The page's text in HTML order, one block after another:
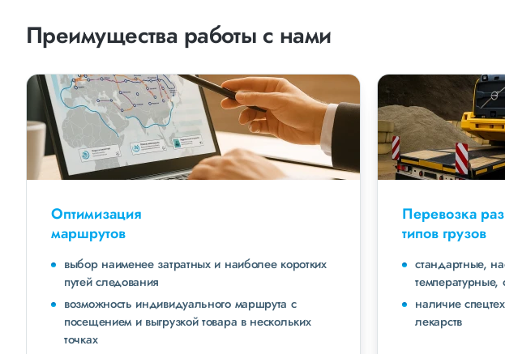
Преимущества работы с нами
Оптимизация
маршрутов
выбор наименее затратных и наиболее коротких
путей следования
возможность индивидуального маршрута с
посещением и выгрузкой товара в нескольких
точках
Перевозка
типов грузов
стандартные,
наличие
лекарств